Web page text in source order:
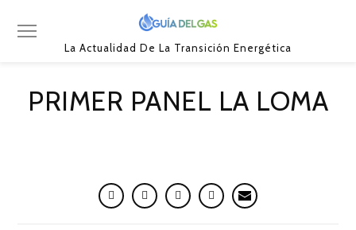
La Actualidad De La Transición Energética
PRIMER PANEL LA LOMA